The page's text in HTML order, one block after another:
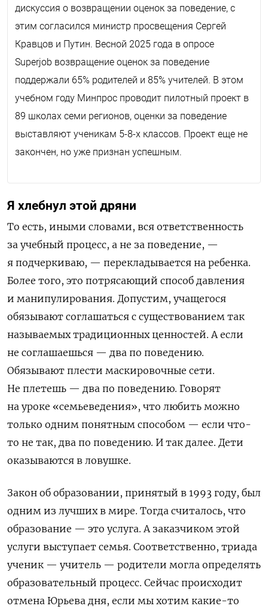
дискуссия о возвращении оценок за поведение, с
этим согласился министр просвещения Сергей
Кравцов и Путин. Весной 2025 года в опросе
Superjob возвращение оценок за поведение
поддержали 65% родителей и 85% учителей. В этом
учебном году Минпрос проводит пилотный проект в
89 школах семи регионов, оценки за поведение
выставляют ученикам 5-8-х классов. Проект еще не
закончен, но уже признан успешным.
Я хлебнул этой дряни
То есть, иными словами, вся ответственность
за учебный процесс, а не за поведение, —
я подчеркиваю, — перекладывается на ребенка.
Более того, это потрясающий способ давления
и манипулирования. Допустим, учащегося
обязывают соглашаться с существованием так
называемых традиционных ценностей. А если
не соглашаешься — два по поведению.
Обязывают плести маскировочные сети.
Не плетешь — два по поведению. Говорят
на уроке «семьеведения», что любить можно
только одним понятным способом — если что-
то не так, два по поведению. И так далее. Дети
оказываются в ловушке.
Закон об образовании, принятый в 1993 году, был
одним из лучших в мире. Тогда считалось, что
образование — это услуга. А заказчиком этой
услуги выступает семья. Соответственно, триада
ученик — учитель — родители могла определять
образовательный процесс. Сейчас происходит
отмена Юрьева дня, если мы хотим какие-то